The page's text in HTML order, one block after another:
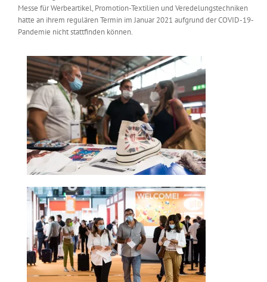
Messen & Events
Interviews
Wissen
Product Guide
Jobshop
Suche
nach:
Messe für Werbeartikel, Promotion-Textilien und Veredelungstechniken
hatte an ihrem regulären Termin im Januar 2021 aufgrund der COVID-19-
Pandemie nicht stattfinden können.